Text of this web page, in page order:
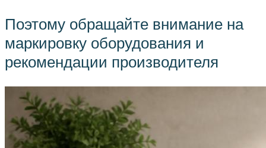
Поэтому обращайте внимание на
маркировку оборудования и
рекомендации производителя